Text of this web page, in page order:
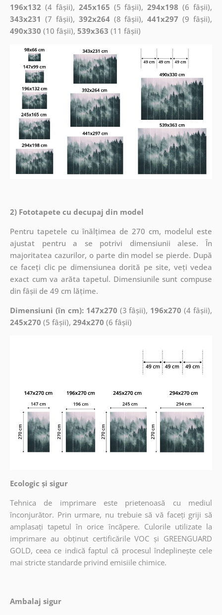
196x132 (4 fâșii), 245x165 (5 fâșii),294x198 (6 fâșii),
343x231 (7 fâșii), 392x264(8 fâșii),441x297 (9 fâșii),
490x330 (10 fâșii), 539x363 (11 fâșii)
2) Fototapete cu decupaj din model
Pentru tapetele cu înălțimea de 270 cm, modelul este
ajustat pentru a se potrivi dimensiunii alese. În
majoritatea cazurilor, o parte din model se pierde. După
ce faceți clic pe dimensiunea dorită pe site, veți vedea
exact cum va arăta tapetul. Dimensiunile sunt compuse
din fâșii de 49 cm lățime.
Dimensiuni (în cm): 147x270 (3 fâșii), 196x270 (4 fâșii),
245x270 (5 fâșii), 294x270 (6 fâșii)
Ecologic și sigur
Tehnica de imprimare este prietenoasă cu mediul
înconjurător. Prin urmare, nu trebuie să vă faceți griji să
amplasați tapetul în orice încăpere. Culorile utilizate la
imprimare au obținut certificările VOC și GREENGUARD
GOLD, ceea ce indică faptul că procesul îndeplinește cele
mai stricte standarde privind emisiile chimice.
Ambalaj sigur